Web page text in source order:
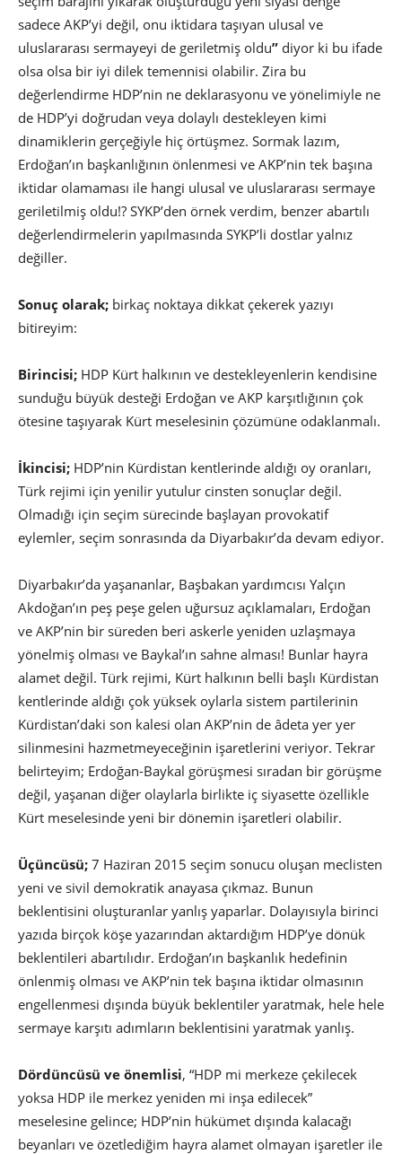
sadece AKP’yi değil, onu iktidara taşıyan ulusal ve
uluslararası sermayeyi de geriletmiş oldu” diyor ki bu ifade
olsa olsa bir iyi dilek temennisi olabilir. Zira bu
değerlendirme HDP’nin ne deklarasyonu ve yönelimiyle ne
de HDP’yi doğrudan veya dolaylı destekleyen kimi
dinamiklerin gerçeğiyle hiç örtüşmez. Sormak lazım,
Erdoğan’ın başkanlığının önlenmesi ve AKP’nin tek başına
iktidar olamaması ile hangi ulusal ve uluslararası sermaye
geriletilmiş oldu!? SYKP’den örnek verdim, benzer abartılı
değerlendirmelerin yapılmasında SYKP’li dostlar yalnız
değiller.
Sonuç olarak; birkaç noktaya dikkat çekerek yazıyı
bitireyim:
Birincisi; HDP Kürt halkının ve destekleyenlerin kendisine
sunduğu büyük desteği Erdoğan ve AKP karşıtlığının çok
ötesine taşıyarak Kürt meselesinin çözümüne odaklanmalı.
İkincisi; HDP’nin Kürdistan kentlerinde aldığı oy oranları,
Türk rejimi için yenilir yutulur cinsten sonuçlar değil.
Olmadığı için seçim sürecinde başlayan provokatif
eylemler, seçim sonrasında da Diyarbakır’da devam ediyor.
Diyarbakır’da yaşananlar, Başbakan yardımcısı Yalçın
Akdoğan’ın peş peşe gelen uğursuz açıklamaları, Erdoğan
ve AKP’nin bir süreden beri askerle yeniden uzlaşmaya
yönelmiş olması ve Baykal’ın sahne alması! Bunlar hayra
alamet değil. Türk rejimi, Kürt halkının belli başlı Kürdistan
kentlerinde aldığı çok yüksek oylarla sistem partilerinin
Kürdistan’daki son kalesi olan AKP’nin de âdeta yer yer
silinmesini hazmetmeyeceğinin işaretlerini veriyor. Tekrar
belirteyim; Erdoğan-Baykal görüşmesi sıradan bir görüşme
değil, yaşanan diğer olaylarla birlikte iç siyasette özellikle
Kürt meselesinde yeni bir dönemin işaretleri olabilir.
Üçüncüsü; 7 Haziran 2015 seçim sonucu oluşan meclisten
yeni ve sivil demokratik anayasa çıkmaz. Bunun
beklentisini oluşturanlar yanlış yaparlar. Dolayısıyla birinci
yazıda birçok köşe yazarından aktardığım HDP’ye dönük
beklentileri abartılıdır. Erdoğan’ın başkanlık hedefinin
önlenmiş olması ve AKP’nin tek başına iktidar olmasının
engellenmesi dışında büyük beklentiler yaratmak, hele hele
sermaye karşıtı adımların beklentisini yaratmak yanlış.
Dördüncüsü ve önemlisi, “HDP mi merkeze çekilecek
yoksa HDP ile merkez yeniden mi inşa edilecek”
meselesine gelince; HDP’nin hükümet dışında kalacağı
beyanları ve özetlediğim hayra alamet olmayan işaretler ile